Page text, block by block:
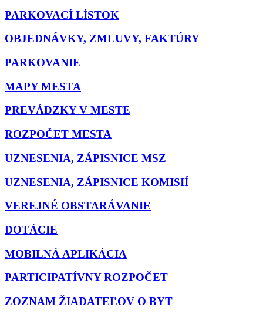
PARKOVACÍ LÍSTOK
OBJEDNÁVKY, ZMLUVY, FAKTÚRY
PARKOVANIE
MAPY MESTA
PREVÁDZKY V MESTE
ROZPOČET MESTA
UZNESENIA, ZÁPISNICE MSZ
UZNESENIA, ZÁPISNICE KOMISIÍ
VEREJNÉ OBSTARÁVANIE
DOTÁCIE
MOBILNÁ APLIKÁCIA
PARTICIPATÍVNY ROZPOČET
ZOZNAM ŽIADATEĽOV O BYT